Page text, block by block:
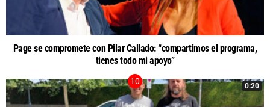
Page se compromete con Pilar Callado: “compartimos el programa,
tienes todo mi apoyo”
0:20